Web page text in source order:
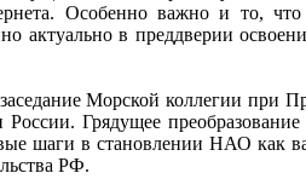
Особенно важно и то, что
актуально в преддверии
Морской коллегии при
Грядущее
шаги в становлении НАО как
РФ.